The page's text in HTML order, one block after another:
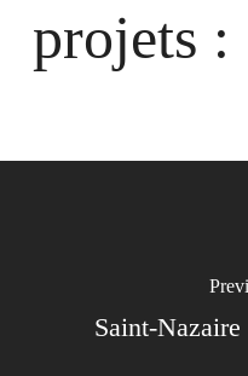
projets :
Saint-